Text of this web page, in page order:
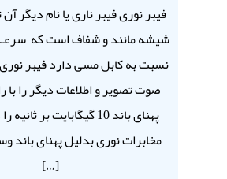
فیبر نوری فیبر ناری یا نام دیگر آن
شیشه مانند و شفاف است که
نسبت به کابل مسی دارد فیبر نوری
صوت تصویر و اطلاعات دیگر را
پهنای باند 10 گیگابایت بر
مخابرات نوری بدلیل پهنای باند
[…]